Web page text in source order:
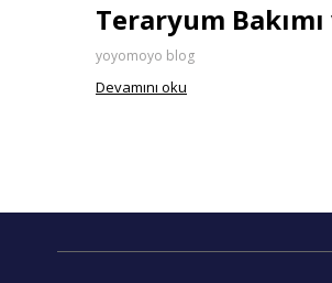
Teraryum
yoyomoyo blog
Devamını oku